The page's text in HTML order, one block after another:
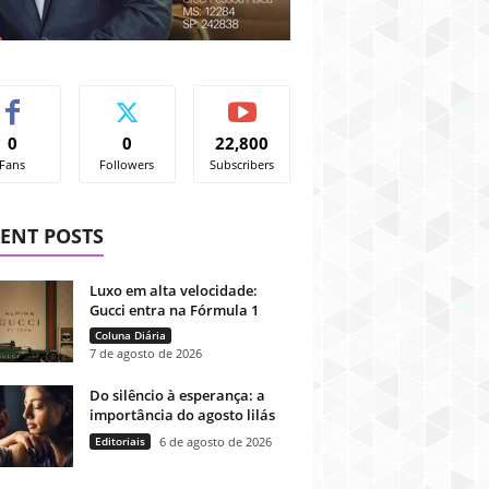
0
Fans
0
Followers
22,800
Subscribers
POSTS
Luxo em alta velocidade:
Gucci entra na Fórmula 1
Coluna Diária
7 de agosto de 2026
Do silêncio à esperança: a
importância do agosto lilás
Editoriais 6 de agosto de 2026